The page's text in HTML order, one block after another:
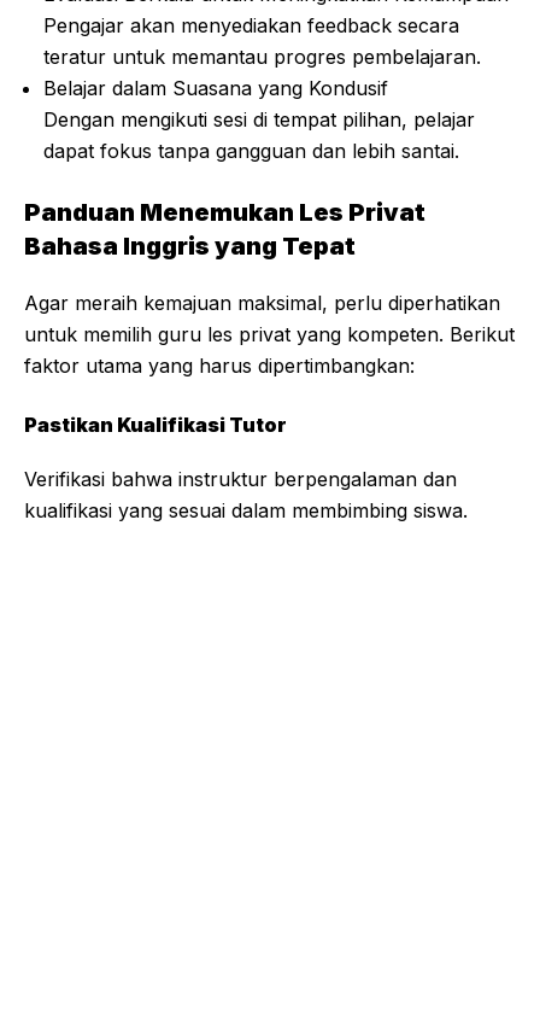
Pengajar akan menyediakan feedback secara
teratur untuk memantau progres pembelajaran.
Belajar dalam Suasana yang Kondusif
Dengan mengikuti sesi di tempat pilihan, pelajar
dapat fokus tanpa gangguan dan lebih santai.
Panduan Menemukan Les Privat
Bahasa Inggris yang Tepat
Agar meraih kemajuan maksimal, perlu diperhatikan
untuk memilih guru les privat yang kompeten. Berikut
faktor utama yang harus dipertimbangkan:
Pastikan Kualifikasi Tutor
Verifikasi bahwa instruktur berpengalaman dan
kualifikasi yang sesuai dalam membimbing siswa.